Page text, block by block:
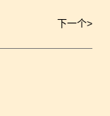
下一个>